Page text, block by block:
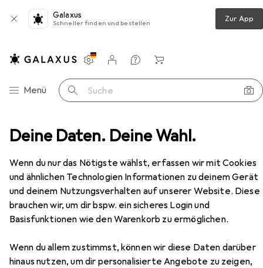
Deine Daten. Deine Wahl.
Wenn du nur das Nötigste wählst, erfassen wir mit Cookies
und ähnlichen Technologien Informationen zu deinem Gerät
und deinem Nutzungsverhalten auf unserer Website. Diese
brauchen wir, um dir bspw. ein sicheres Login und
Basisfunktionen wie den Warenkorb zu ermöglichen.
Wenn du allem zustimmst, können wir diese Daten darüber
hinaus nutzen, um dir personalisierte Angebote zu zeigen,
Galaxus
Schneller finden und bestellen Zur App
Navigation nach Kategorien
Menü Suche
Einstellungen
Kundenkonto
Vergleichslisten
Merklisten
Warenkorb
Wasserkocher Amica KM 2012 Silver
EUR
38,90
AmicaKM 2012 Silver
1.70 l